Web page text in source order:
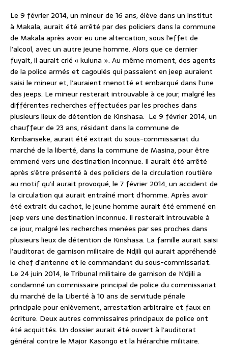
Le 9 février 2014, un mineur de 16 ans, élève dans un institut
à Makala, aurait été arrêté par des policiers dans la commune
de Makala après avoir eu une altercation, sous l’effet de
l’alcool, avec un autre jeune homme. Alors que ce dernier
fuyait, il aurait crié « kuluna ». Au même moment, des agents
de la police armés et cagoulés qui passaient en jeep auraient
saisi le mineur et, l’auraient menotté et embarqué dans l’une
des jeeps. Le mineur resterait introuvable à ce jour, malgré les
différentes recherches effectuées par les proches dans
plusieurs lieux de détention de Kinshasa. Le 9 février 2014, un
chauffeur de 23 ans, résidant dans la commune de
Kimbanseke, aurait été extrait du sous-commissariat du
marché de la liberté, dans la commune de Masina, pour être
emmené vers une destination inconnue. Il aurait été arrêté
après s’être présenté à des policiers de la circulation routière
au motif qu’il aurait provoqué, le 7 février 2014, un accident de
la circulation qui aurait entraîné mort d’homme. Après avoir
été extrait du cachot, le jeune homme aurait été emmené en
jeep vers une destination inconnue. Il resterait introuvable à
ce jour, malgré les recherches menées par ses proches dans
plusieurs lieux de détention de Kinshasa. La famille aurait saisi
l’auditorat de garnison militaire de Ndjili qui aurait appréhendé
le chef d’antenne et le commandant du sous-commissariat.
Le 24 juin 2014, le Tribunal militaire de garnison de N’djili a
condamné un commissaire principal de police du commissariat
du marché de la Liberté à 10 ans de servitude pénale
principale pour enlèvement, arrestation arbitraire et faux en
écriture. Deux autres commissaires principaux de police ont
été acquittés. Un dossier aurait été ouvert à l’auditorat
général contre le Major Kasongo et la hiérarchie militaire.